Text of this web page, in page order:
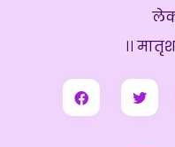
।।